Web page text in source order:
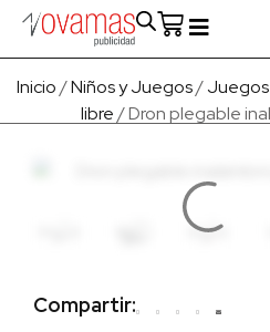
Inicio/Niños y Juegos/Juegos
libre/ Dron plegable
Compartir: